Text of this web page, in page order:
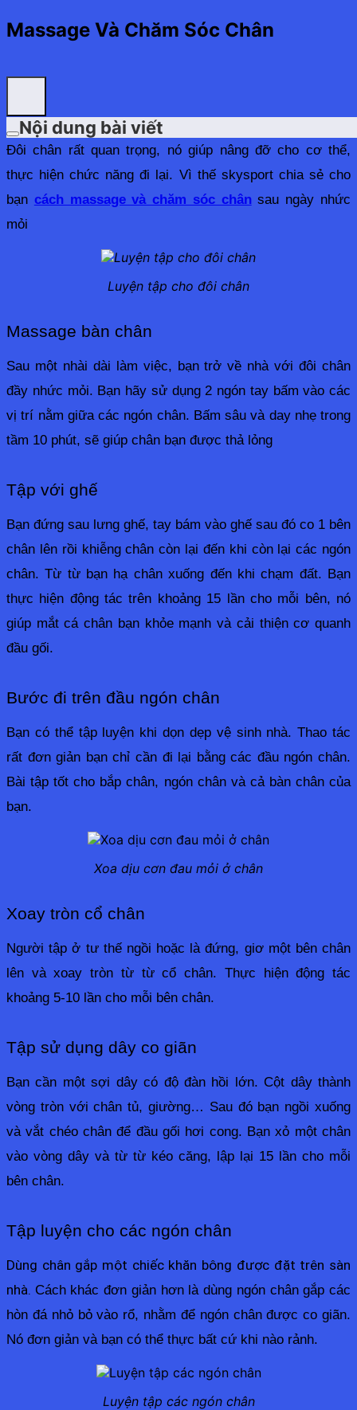
Massage Và Chăm Sóc Chân
Nội dung bài viết
Đôi chân rất quan trọng, nó giúp nâng đỡ cho cơ thể,
thực hiện chức năng đi lại. Vì thế skysport chia sẻ cho
bạn cách massage và chăm sóc chân sau ngày nhức
mỏi
Luyện tập cho đôi chân
Massage bàn chân
Sau một nhài dài làm việc, bạn trở về nhà với đôi chân
đầy nhức mỏi. Bạn hãy sử dụng 2 ngón tay bấm vào các
vị trí nằm giữa các ngón chân. Bấm sâu và day nhẹ trong
tầm 10 phút, sẽ giúp chân bạn được thả lỏng
Tập với ghế
Bạn đứng sau lưng ghế, tay bám vào ghế sau đó co 1 bên
chân lên rồi khiễng chân còn lại đến khi còn lại các ngón
chân. Từ từ bạn hạ chân xuống đến khi chạm đất. Bạn
thực hiện động tác trên khoảng 15 lần cho mỗi bên, nó
giúp mắt cá chân bạn khỏe mạnh và cải thiện cơ quanh
đầu gối.
Bước đi trên đầu ngón chân
Bạn có thể tập luyện khi dọn dẹp vệ sinh nhà. Thao tác
rất đơn giản bạn chỉ cần đi lại bằng các đầu ngón chân.
Bài tập tốt cho bắp chân, ngón chân và cả bàn chân của
bạn.
Xoa dịu cơn đau mỏi ở chân
Xoay tròn cổ chân
Người tập ở tư thế ngồi hoặc là đứng, giơ một bên chân
lên và xoay tròn từ từ cổ chân. Thực hiện động tác
khoảng 5-10 lần cho mỗi bên chân.
Tập sử dụng dây co giãn
Bạn cần một sợi dây có độ đàn hồi lớn. Cột dây thành
vòng tròn với chân tủ, giường… Sau đó bạn ngồi xuống
và vắt chéo chân để đầu gối hơi cong. Bạn xỏ một chân
vào vòng dây và từ từ kéo căng, lập lại 15 lần cho mỗi
bên chân.
Tập luyện cho các ngón chân
Dùng chân gắp một chiếc khăn bông được đặt trên sàn
nhà. Cách khác đơn giản hơn là dùng ngón chân gắp các
hòn đá nhỏ bỏ vào rổ, nhằm để ngón chân được co giãn.
Nó đơn giản và bạn có thể thực bất cứ khi nào rảnh.
Luyện tập các ngón chân